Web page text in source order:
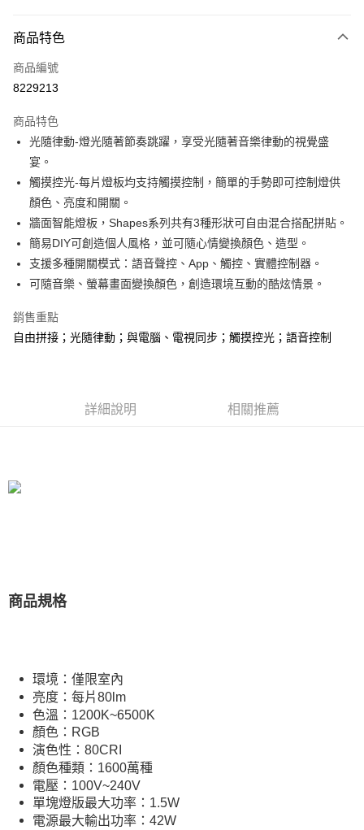
3 期 0 利率 每期
合作金庫商業銀行
上海商業儲蓄銀行
臺灣中小企業銀行
匯豐（台灣）商業銀行
華泰商業銀行
聯邦商業銀行
元大商業銀行
永豐商業銀行
玉山商業銀行
台灣樂天信用卡公司
合作金庫商業銀行
上海商業儲蓄銀行
國泰世華商業銀行
兆豐國際商業銀行
匯豐（台灣）商業銀行
聯邦商業銀行
遠東國際商業銀行
元大商業銀行
玉山商業銀行
星展（台灣）商業銀行
台新國際商業銀行
中國信託商業銀行
LINE Pay
Apple Pay
街口支付
悠遊付
Google Pay
全盈+PAY
運送方式
付款後7-11取貨 (單筆不可超過4000元)
每筆NT$120，滿NT$2,000(含以上)免運費
商品特色
商品編號
8229213
商品特色
光隨律動-燈光隨著節奏跳躍，享受光隨著音樂律動的視覺盛
宴。
觸摸控光-每片燈板均支持觸摸控制，簡單的手勢即可控制燈供
顏色、亮度和開關。
牆面智能燈板，Shapes系列共有3種形狀可自由混合搭配拼貼。
簡易DIY可創造個人風格，並可隨心情變換顏色、造型。
支援多種開關模式：語音聲控、App、觸控、實體控制器。
可隨音樂、螢幕畫面變換顏色，創造環境互動的酷炫情景。
銷售重點
自由拼接；光隨律動；與電腦、電視同步；觸摸控光；語音控制
詳細說明 相關推薦
商品規格
環境：僅限室內
亮度：每片80lm
色溫：1200K~6500K
顏色：RGB
演色性：80CRI
顏色種類：1600萬種
電壓：100V~240V
單塊燈版最大功率：1.5W
電源最大輸出功率：42W